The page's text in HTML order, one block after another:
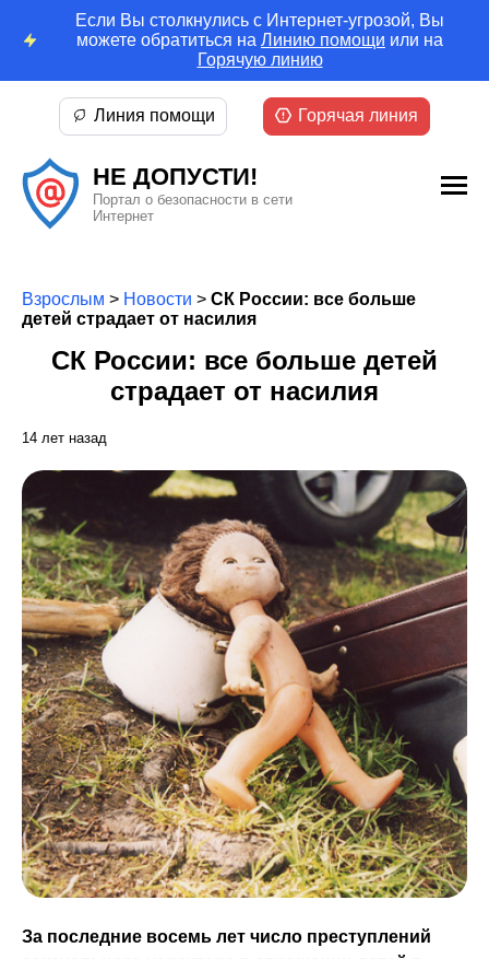
Если Вы столкнулись с Интернет-угрозой, Вы
можете обратиться на Линию помощи или на
Горячую линию
НЕ ДОПУСТИ!
Портал о безопасности в сети
Интернет
Линия помощи Горячая линия
Взрослым > Новости > СК России: все больше
детей страдает от насилия
СК России: все больше детей
страдает от насилия
14 лет назад
За последние восемь лет число преступлений